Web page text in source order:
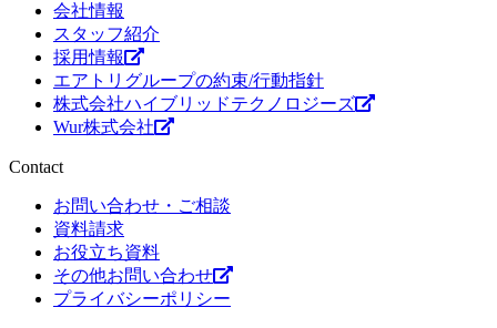
会社情報
スタッフ紹介
採用情報
エアトリグループの約束/行動指針
株式会社ハイブリッドテクノロジーズ
Wur株式会社
Contact
お問い合わせ・ご相談
資料請求
お役立ち資料
その他お問い合わせ
プライバシーポリシー